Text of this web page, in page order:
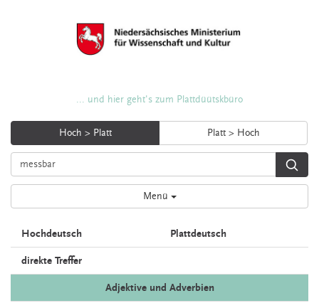
... und hier geht's zum Plattdüütskbüro
Hoch > Platt Platt > Hoch
Menü
Hochdeutsch Plattdeutsch
direkte Treffer
Adjektive und Adverbien